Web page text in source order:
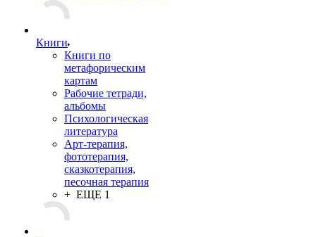
Книги
Книги по
метафорическим
картам
Рабочие тетради,
альбомы
Психологическая
литература
Арт-терапия,
фототерапия,
сказкотерапия,
песочная терапия
+ ЕЩЕ 1